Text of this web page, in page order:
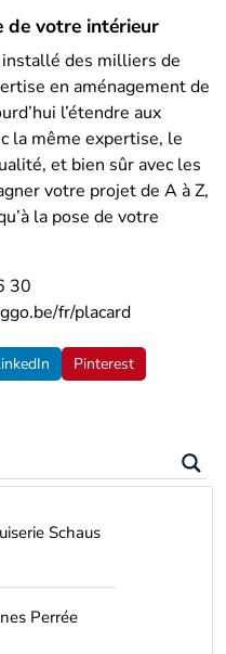
de votre intérieur
installé des milliers de
en aménagement de
l’étendre aux
la même expertise, le
et bien sûr avec les
votre projet de A à Z,
la pose de votre
30
fr/placard
Pinterest
Schaus
Perrée